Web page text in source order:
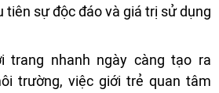
tiên sự độc đáo và giá trị sử dụng
trang nhanh ngày càng tạo ra
trường, việc giới trẻ quan tâm